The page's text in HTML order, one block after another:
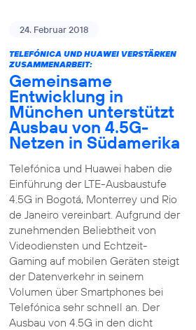
24. Februar 2018
TELEFÓNICA UND HUAWEI VERSTÄRKEN
ZUSAMMENARBEIT:
Gemeinsame
Entwicklung in
München unterstützt
Ausbau von 4.5G-
Netzen in Südamerika
Telefónica und Huawei haben die
Einführung der LTE-Ausbaustufe
4.5G in Bogotá, Monterrey und Rio
de Janeiro vereinbart. Aufgrund der
zunehmenden Beliebtheit von
Videodiensten und Echtzeit-
Gaming auf mobilen Geräten steigt
der Datenverkehr in seinem
Volumen über Smartphones bei
Telefónica sehr schnell an. Der
Ausbau von 4.5G in den dicht